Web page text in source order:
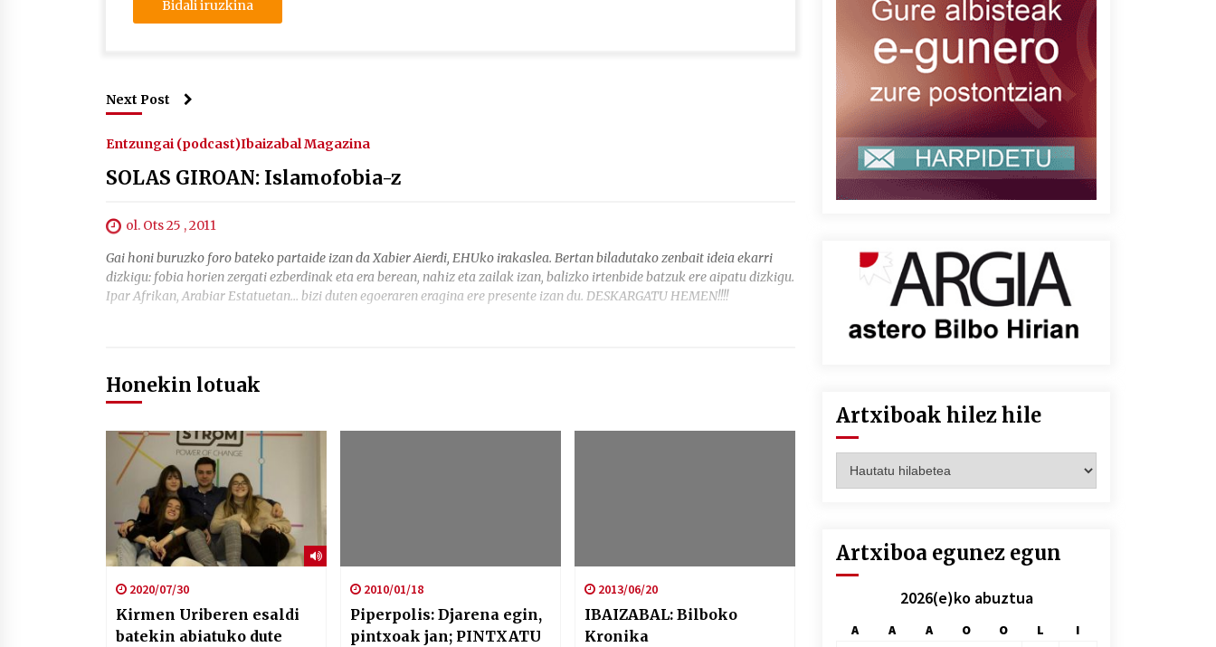
Next Post
Entzungai (podcast)Ibaizabal Magazina
SOLAS GIROAN: Islamofobia-z
ol. Ots 25 , 2011
Gai honi buruzko foro bateko partaide izan da Xabier Aierdi, EHUko irakaslea. Bertan biladutako zenbait ideia ekarri
dizkigu: fobia horien zergati ezberdinak eta era berean, nahiz eta zailak izan, balizko irtenbide batzuk ere aipatu dizkigu.
Ipar Afrikan, Arabiar Estatuetan… bizi duten egoeraren eragina ere presente izan du. DESKARGATU HEMEN!!!!
Honekin lotuak
2020/07/30
Kirmen Uriberen esaldi
batekin abiatuko dute
2010/01/18
Piperpolis: Djarena egin,
pintxoak jan; PINTXATU
2013/06/20
IBAIZABAL: Bilboko
Kronika
Artxiboak hilez hile
hilez
Artxiboa egunez egun
2026(e)ko abuztua
A A A O O L
I